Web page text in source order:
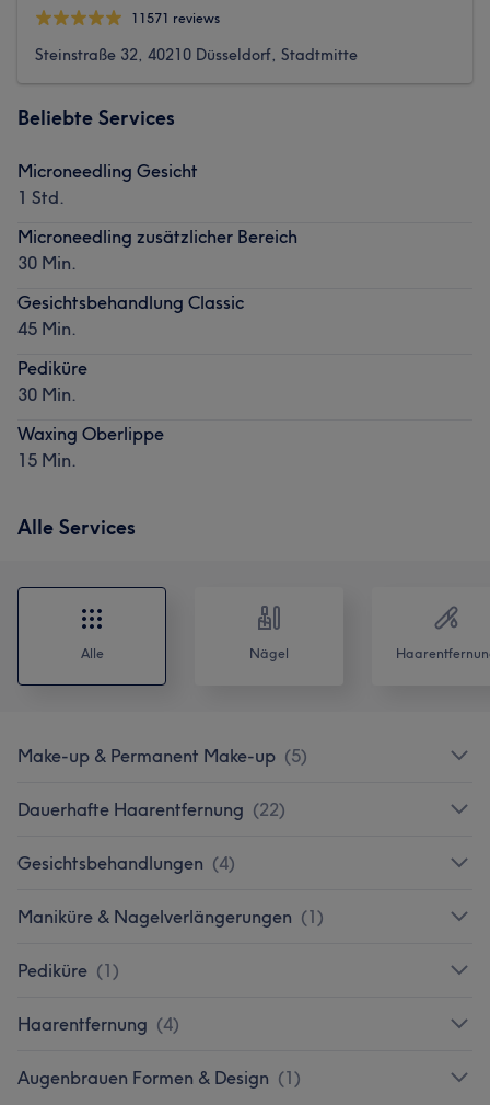
11571 reviews
Steinstraße 32, 40210 Düsseldorf, Stadtmitte
Beliebte Services
Microneedling Gesicht
1 Std.
Microneedling zusätzlicher Bereich
30 Min.
Gesichtsbehandlung Classic
45 Min.
Pediküre
30 Min.
Waxing Oberlippe
15 Min.
Alle Services
Alle Nägel
Make-up & Permanent Make-up (5)
Dauerhafte Haarentfernung (22)
Gesichtsbehandlungen (4)
Maniküre & Nagelverlängerungen (1)
Pediküre (1)
Haarentfernung (4)
Augenbrauen Formen & Design (1)